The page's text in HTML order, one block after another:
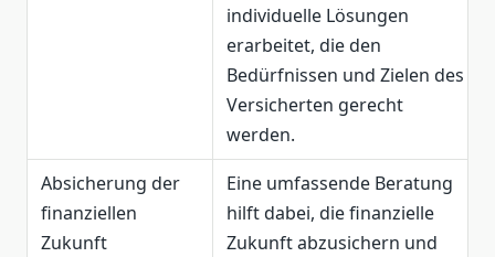
individuelle Lösungen
erarbeitet, die den
Bedürfnissen und Zielen des
Versicherten gerecht
werden.
Absicherung der
finanziellen
Zukunft
Eine umfassende Beratung
hilft dabei, die finanzielle
Zukunft abzusichern und